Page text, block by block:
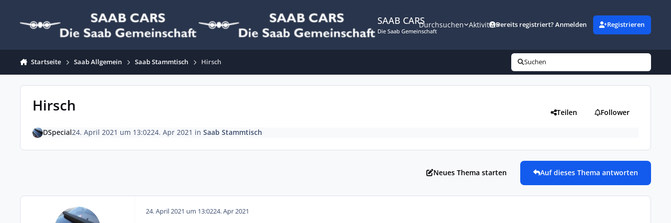
SAAB CARS
Die Saab Gemeinschaft
Durchsuchen AktivitätBereits registriert? Anmelden Registrieren
Startseite Saab Allgemein Saab Stammtisch Hirsch Suchen
Hirsch Teilen Follower
DSpecial24. April 2021 um 13:0224. Apr 2021 in Saab Stammtisch
Neues Thema starten Auf dieses Thema antworten
24. April 2021 um 13:0224. Apr 2021